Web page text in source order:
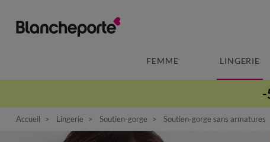
FEMME LINGERIE
-
Accueil Lingerie Soutien-gorge Soutien-gorge sans armatures